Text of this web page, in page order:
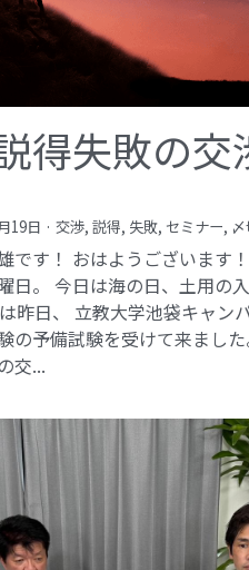
得失敗の交
19日 · 交渉, 説得, 失敗, セミナー,
です！ おはようございます
日。 今日は海の日、土用の
昨日、 立教大学池袋キャン
の予備試験を受けて来まし
交...